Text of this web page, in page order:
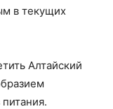
в текущих
Алтайский